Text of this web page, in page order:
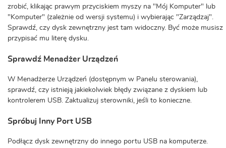
zrobić, klikając prawym przyciskiem myszy na "Mój Komputer" lub
"Komputer" (zależnie od wersji systemu) i wybierając "Zarządzaj".
Sprawdź, czy dysk zewnętrzny jest tam widoczny. Być może musisz
przypisać mu literę dysku.
Sprawdź Menadżer Urządzeń
W Menadżerze Urządzeń (dostępnym w Panelu sterowania),
sprawdź, czy istnieją jakiekolwiek błędy związane z dyskiem lub
kontrolerem USB. Zaktualizuj sterowniki, jeśli to konieczne.
Spróbuj Inny Port USB
Podłącz dysk zewnętrzny do innego portu USB na komputerze.